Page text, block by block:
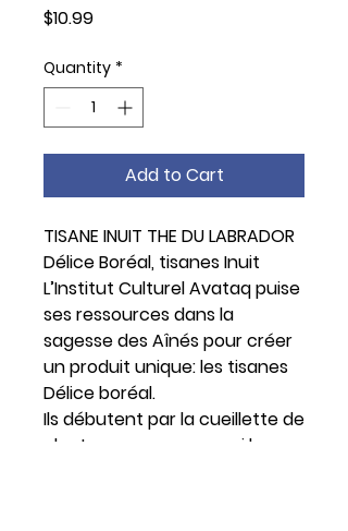
$10.99Price
Quantity *
Add to Cart
TISANE INUIT THE DU LABRADOR
Délice Boréal, tisanes Inuit
L’Institut Culturel Avataq puise
ses ressources dans la
sagesse des Aînés pour créer
un produit unique: les tisanes
Délice boréal.
Ils débutent par la cueillette de
plantes sauvages parmi les